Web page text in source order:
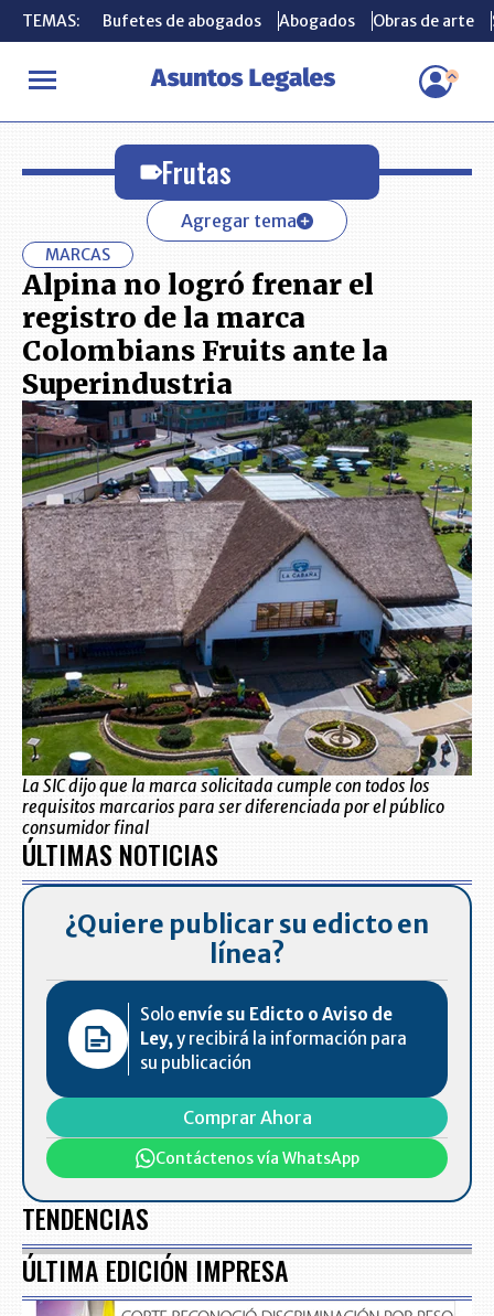
TEMAS: Bufetes de abogados Abogados Obras de arte
INICIO Frutas
TEMAS: Bufetes de abogados Abogados Obras de arte
Frutas
Agregar tema
MARCAS
Alpina no logró frenar el
registro de la marca
Colombians Fruits ante la
Superindustria
La SIC dijo que la marca solicitada cumple con todos los
requisitos marcarios para ser diferenciada por el público
consumidor final
ÚLTIMAS NOTICIAS
¿Quiere publicar su edicto en
línea?
Solo envíe su Edicto o Aviso de
Ley,y recibirá la información para
su publicación
Comprar Ahora
Contáctenos vía WhatsApp
TENDENCIAS
ÚLTIMA EDICIÓN IMPRESA